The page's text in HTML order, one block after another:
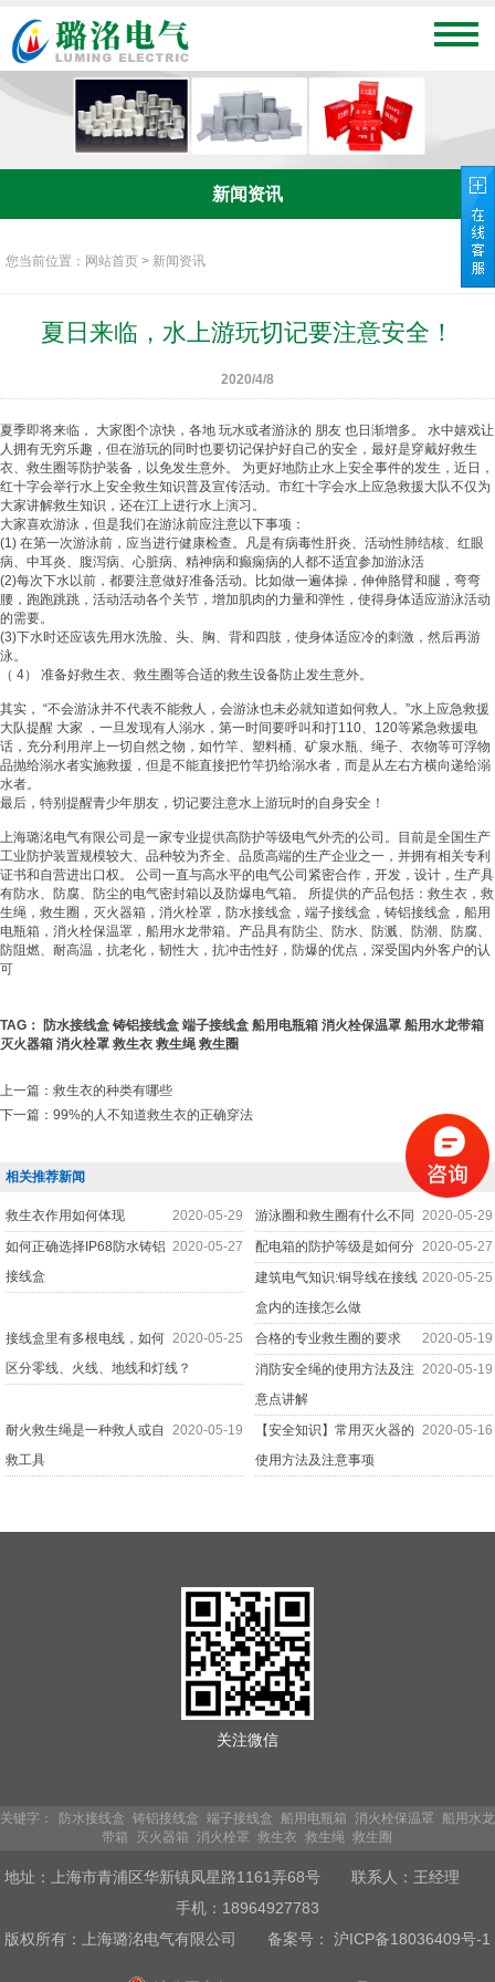
新闻资讯
您当前位置：网站首页 > 新闻资讯
夏日来临，水上游玩切记要注意安全！
2020/4/8
夏季即将来临， 大家图个凉快，各地 玩水或者游泳的 朋友 也日渐增多。 水中嬉戏让
人拥有无穷乐趣，但在游玩的同时也要切记保护好自己的安全，最好是穿戴好救生
衣、 救生圈等防护装备，以免发生意外。 为更好地防止水上安全事件的发生，近日，
红十字会举行水上安全救生知识普及宣传活动。市红十字会水上应急救援大队不仅为
大家讲解救生知识，还在江上进行水上演习。
大家喜欢游泳，但是我们在游泳前应注意以下事项：
(1) 在第一次游泳前，应当进行健康检查。凡是有病毒性肝炎、活动性肺结核、红眼
病、中耳炎、腹泻病、心脏病、精神病和癫痫病的人都不适宜参加游泳活
(2)每次下水以前，都要注意做好准备活动。比如做一遍体操，伸伸胳臂和腿，弯弯
腰，跑跑跳跳，活动活动各个关节，增加肌肉的力量和弹性，使得身体适应游泳活动
的需要。
(3)下水时还应该先用水洗脸、头、胸、背和四肢，使身体适应冷的刺激，然后再游
泳。
（ 4） 准备好救生衣、 救生圈等合适的救生设备防止发生意外。
其实， “不会游泳并不代表不能救人，会游泳也未必就知道如何救人。”水上应急救援
大队提醒 大家 ，一旦发现有人溺水，第一时间要呼叫和打110、120等紧急救援电
话，充分利用岸上一切自然之物，如竹竿、塑料桶、矿泉水瓶、绳子、衣物等可浮物
品抛给溺水者实施救援，但是不能直接把竹竿扔给溺水者，而是从左右方横向递给溺
水者。
最后，特别提醒青少年朋友，切记要注意水上游玩时的自身安全！
上海璐洺电气有限公司是一家专业提供高防护等级电气外壳的公司。目前是全国生产
工业防护装置规模较大、品种较为齐全、品质高端的生产企业之一，并拥有相关专利
证书和自营进出口权。 公司一直与高水平的电气公司紧密合作，开发，设计，生产具
有防水、防腐、防尘的电气密封箱以及防爆电气箱。 所提供的产品包括： 救生衣 ， 救
生绳 ， 救生圈 ， 灭火器箱 ， 消火栓罩 ， 防水接线盒 ， 端子接线盒 ， 铸铝接线盒 ， 船用
电瓶箱 ， 消火栓保温罩 ， 船用水龙带箱。产品具有防尘、防水、防溅、防潮、防腐、
防阻燃、耐高温，抗老化，韧性大，抗冲击性好，防爆的优点，深受国内外客户的认
可
TAG： 防水接线盒 铸铝接线盒 端子接线盒 船用电瓶箱 消火栓保温罩 船用水龙带箱
灭火器箱 消火栓罩 救生衣 救生绳 救生圈
上一篇： 救生衣的种类有哪些
下一篇： 99%的人不知道救生衣的正确穿法
相关推荐新闻
2020-05-29
救生衣作用如何体现 2020-05-29
游泳圈和救生圈有什么不同
2020-05-27
如何正确选择IP68防水铸铝
接线盒
2020-05-27
配电箱的防护等级是如何分
2020-05-25
建筑电气知识:铜导线在接线
盒内的连接怎么做
2020-05-25
接线盒里有多根电线，如何
区分零线、火线、地线和灯线？
2020-05-19
合格的专业救生圈的要求
2020-05-19
消防安全绳的使用方法及注
意点讲解
2020-05-19
耐火救生绳是一种救人或自
救工具
2020-05-16
【安全知识】常用灭火器的
使用方法及注意事项
关注微信
关键字： 防水接线盒 铸铝接线盒 端子接线盒 船用电瓶箱 消火栓保温罩
船用水龙
带箱
灭火器箱 消火栓罩 救生衣 救生绳 救生圈
地址：上海市青浦区华新镇凤星路1161弄68号 联系人：王经理
手机：18964927783
版权所有：上海璐洺电气有限公司 备案号： 沪ICP备18036409号-1